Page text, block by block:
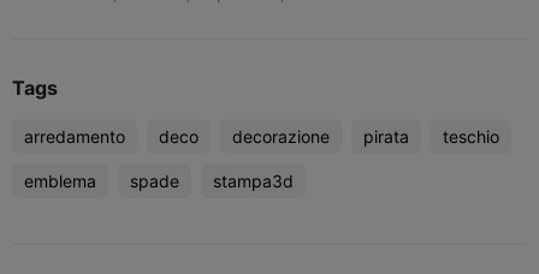
Tags
arredamento deco decorazione pirata teschio
emblema spade stampa3d